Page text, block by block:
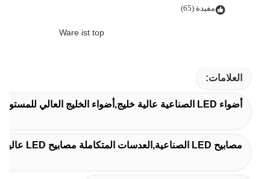
مفيدة (65)
Ware ist top
العلامات:
أضواء LED الصناعية عالية خليج,أضواء الخليج العالي للمستودع,مضادات المياه مصابيح LED عالية الخليج
مصابيح LED الصناعية,العدسات المتكاملة مصابيح LED عالية,5000 كيلو ليد مصابيح عالية الخليج